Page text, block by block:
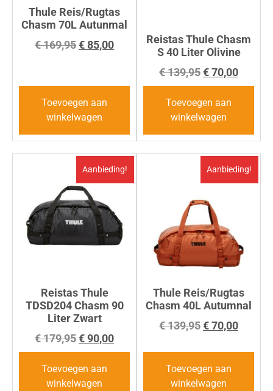
Thule Reis/Rugtas
Chasm 70L Autunmal
€169,95€ 85,00
Toevoegen aan
winkelwagen
Reistas Thule Chasm
S 40 Liter Olivine
€139,95€70,00
Toevoegen aan
winkelwagen
Aanbieding!
Reistas Thule
TDSD204 Chasm 90
Liter Zwart
€179,95€90,00
Toevoegen aan
winkelwagen
Aanbieding!
Thule Reis/Rugtas
Chasm 40L Autumnal
€139,95€70,00
Toevoegen aan
winkelwagen